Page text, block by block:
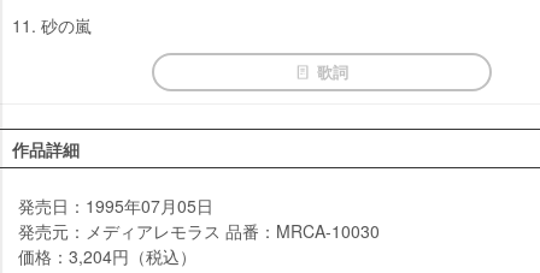
11. 砂の嵐
歌詞
作品詳細
発売日：1995年07月05日
発売元：メディアレモラス 品番：MRCA-10030
価格：3,204円（税込）